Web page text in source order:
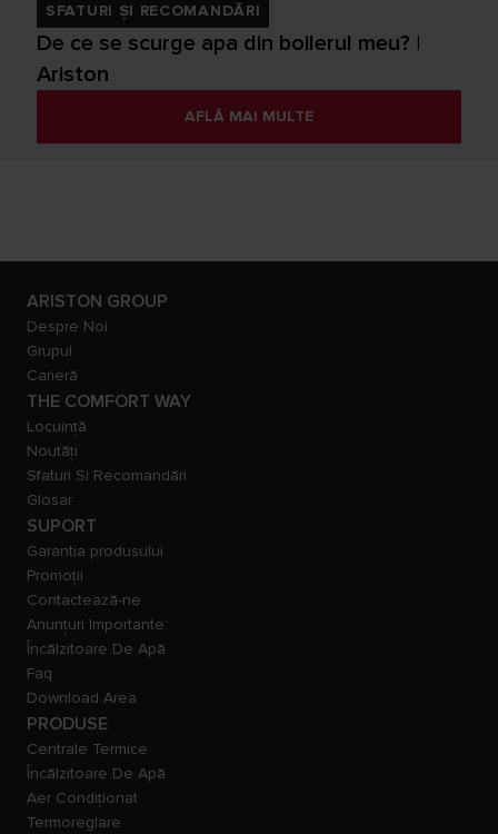
SFATURI ȘI RECOMANDĂRI
De ce se scurge apa din boilerul meu? |
Ariston
AFLĂ MAI MULTE
ARISTON GROUP
Despre Noi
Grupul
Carieră
THE COMFORT WAY
Locuință
Noutăți
Sfaturi Si Recomandări
Glosar
SUPORT
Garantia produsului
Promoții
Contactează-ne
Anunțuri Importante:
Încălzitoare De Apă
Faq
Download Area
PRODUSE
Centrale Termice
Încălzitoare De Apă
Aer Condiționat
Termoreglare